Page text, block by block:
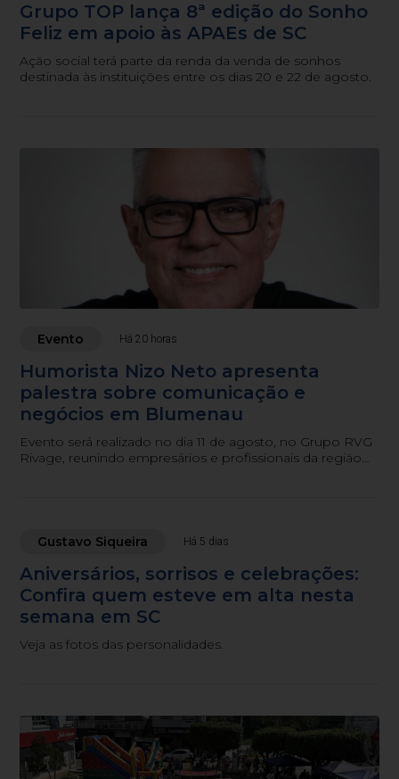
Grupo TOP lança 8ª edição do Sonho
Feliz em apoio às APAEs de SC
Ação social terá parte da renda da venda de sonhos
destinada às instituições entre os dias 20 e 22 de agosto.
Evento Há 20 horas
Humorista Nizo Neto apresenta
palestra sobre comunicação e
negócios em Blumenau
Evento será realizado no dia 11 de agosto, no Grupo RVG
Rivage, reunindo empresários e profissionais da região
Gustavo Siqueira Há 5 dias
Aniversários, sorrisos e celebrações:
Confira quem esteve em alta nesta
semana em SC
Veja as fotos das personalidades.